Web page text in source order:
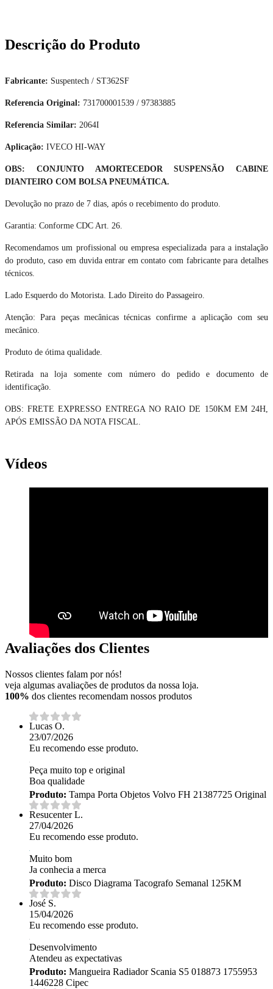
Descrição do Produto
Fabricante: Suspentech / ST362SF
Referencia Original: 731700001539 / 97383885
Referencia Similar: 2064I
Aplicação: IVECO HI-WAY
OBS: CONJUNTO AMORTECEDOR SUSPENSÃO CABINE
DIANTEIRO COM BOLSA PNEUMÁTICA.
Devolução no prazo de 7 dias, após o recebimento do produto.
Garantia: Conforme CDC Art. 26.
Recomendamos um profissional ou empresa especializada para a instalação
do produto, caso em duvida entrar em contato com fabricante para detalhes
técnicos.
Lado Esquerdo do Motorista. Lado Direito do Passageiro.
Atenção: Para peças mecânicas técnicas confirme a aplicação com seu
mecânico.
Produto de ótima qualidade.
Retirada na loja somente com número do pedido e documento de
identificação.
OBS: FRETE EXPRESSO ENTREGA NO RAIO DE 150KM EM 24H,
APÓS EMISSÃO DA NOTA FISCAL.
Vídeos
Avaliações dos Clientes
Nossos clientes falam por nós!
veja algumas avaliações de produtos da nossa loja.
100% dos clientes recomendam nossos produtos
Lucas O.
23/07/2026
Eu recomendo esse produto.
Peça muito top e original
Boa qualidade
Produto: Tampa Porta Objetos Volvo FH 21387725 Original
Resucenter L.
27/04/2026
Eu recomendo esse produto.
Muito bom
Ja conhecia a merca
Produto: Disco Diagrama Tacografo Semanal 125KM
José S.
15/04/2026
Eu recomendo esse produto.
Desenvolvimento
Atendeu as expectativas
Produto: Mangueira Radiador Scania S5 018873 1755953
1446228 Cipec